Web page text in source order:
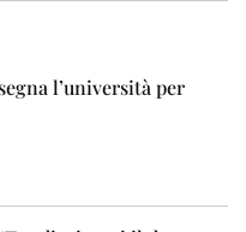
l’università per